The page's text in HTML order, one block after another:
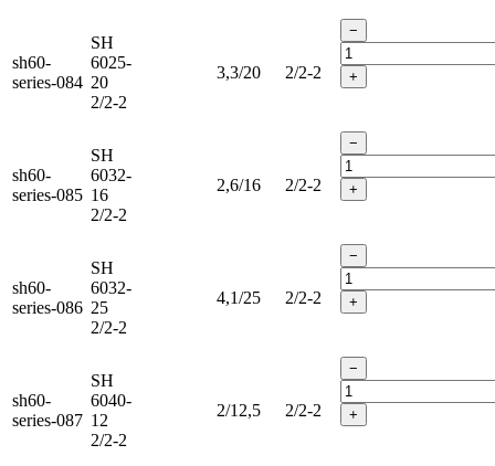
sh60-
series-084
SH
6025-
20
2/2-2
3,3/20 2/2-2
−
+
sh60-
series-085
SH
6032-
16
2/2-2
2,6/16 2/2-2
−
+
sh60-
series-086
SH
6032-
25
2/2-2
4,1/25 2/2-2
−
+
sh60-
series-087
SH
6040-
12
2/2-2
2/12,5 2/2-2
−
+